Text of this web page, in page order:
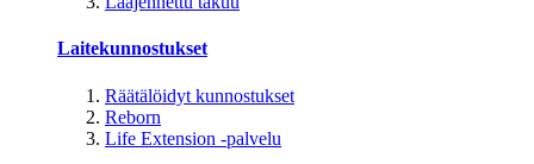
Laitekunnostukset
Räätälöidyt kunnostukset
Reborn
Life Extension -palvelu